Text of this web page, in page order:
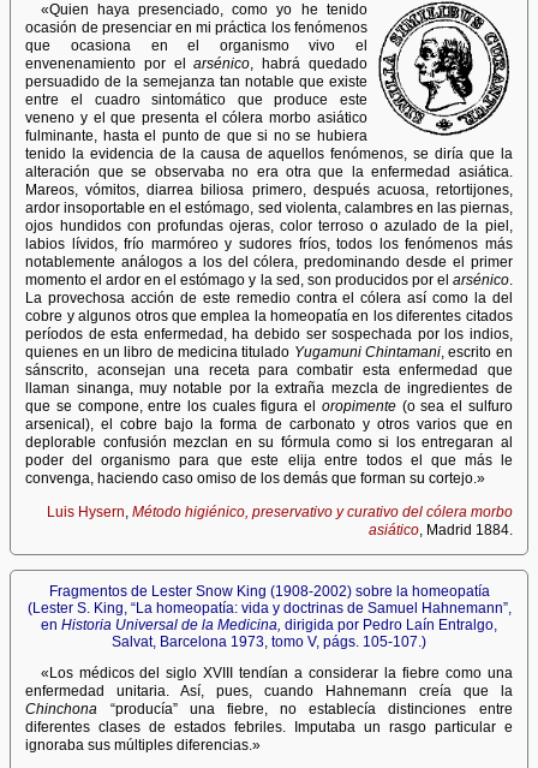
«Quien haya presenciado, como yo he tenido
ocasión de presenciar en mi práctica los fenómenos
que ocasiona en el organismo vivo el
envenenamiento por elarsénico, habrá quedado
persuadido de la semejanza tan notable que existe
entre el cuadro sintomático que produce este
veneno y el que presenta el cólera morbo asiático
fulminante, hasta el punto de que si no se hubiera
tenido la evidencia de la causa de aquellos fenómenos, se diría que la
alteración que se observaba no era otra que la enfermedad asiática.
Mareos, vómitos, diarrea biliosa primero, después acuosa, retortijones,
ardor insoportable en el estómago, sed violenta, calambres en las piernas,
ojos hundidos con profundas ojeras, color terroso o azulado de la piel,
labios lívidos, frío marmóreo y sudores fríos, todos los fenómenos más
notablemente análogos a los del cólera, predominando desde el primer
momento el ardor en el estómago y la sed, son producidos por el arsénico.
La provechosa acción de este remedio contra el cólera así como la del
cobre y algunos otros que emplea la homeopatía en los diferentes citados
períodos de esta enfermedad, ha debido ser sospechada por los indios,
quienes en un libro de medicina titulado Yugamuni Chintamani, escrito en
sánscrito, aconsejan una receta para combatir esta enfermedad que
llaman sinanga, muy notable por la extraña mezcla de ingredientes de
que se compone, entre los cuales figura el oropimente(o sea el sulfuro
arsenical), el cobre bajo la forma de carbonato y otros varios que en
deplorable confusión mezclan en su fórmula como si los entregaran al
poder del organismo para que este elija entre todos el que más le
convenga, haciendo caso omiso de los demás que forman su cortejo.»
Luis Hysern Método higiénico, preservativo y curativo del cólera morbo
asiático, Madrid 1884.
Fragmentos de Lester Snow King (1908-2002) sobre la homeopatía
(Lester S. King, “La homeopatía: vida y doctrinas de Samuel Hahnemann”,
en Historia Universal de la Medicina, dirigida por Pedro Laín Entralgo,
Salvat, Barcelona 1973, tomo V, págs. 105-107.)
«Los médicos del siglo XVIII tendían a considerar la fiebre como una
enfermedad unitaria. Así, pues, cuando Hahnemann creía que la
Chinchona “producía” una fiebre, no establecía distinciones entre
diferentes clases de estados febriles. Imputaba un rasgo particular e
ignoraba sus múltiples diferencias.»